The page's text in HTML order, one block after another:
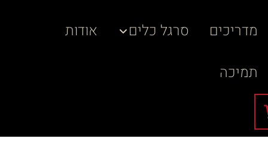
מדריכים
סרגל כלים
אודות
תמיכה